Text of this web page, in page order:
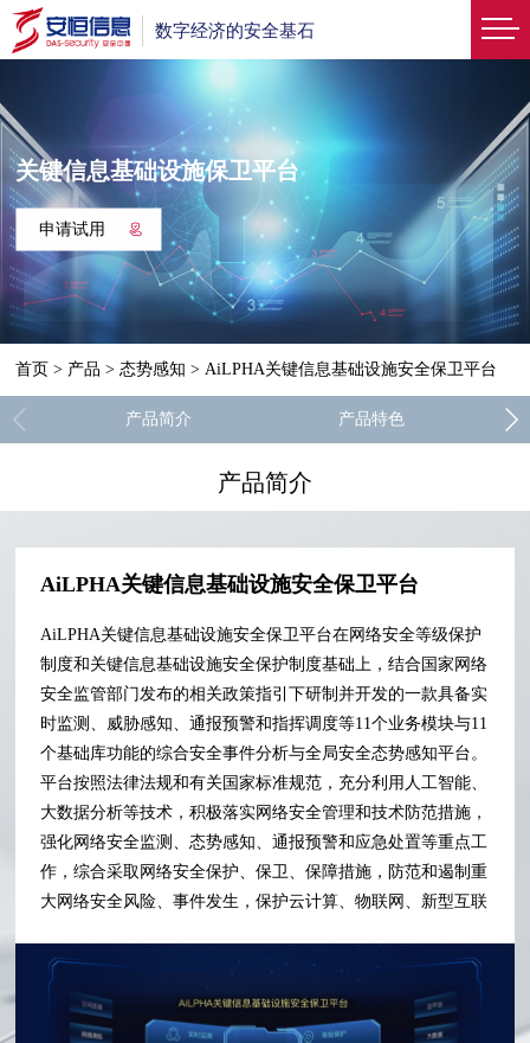
数字经济的安全基石
关键信息基础设施保卫平台
申请试用
首页 > 产品 >态势感知 >AiLPHA关键信息基础设施安全保卫平台
产品简介 产品特色
产品简介
AiLPHA关键信息基础设施安全保卫平台
AiLPHA关键信息基础设施安全保卫平台在网络安全等级保护
制度和关键信息基础设施安全保护制度基础上，结合国家网络
安全监管部门发布的相关政策指引下研制并开发的一款具备实
时监测、威胁感知、通报预警和指挥调度等11个业务模块与11
个基础库功能的综合安全事件分析与全局安全态势感知平台。
平台按照法律法规和有关国家标准规范，充分利用人工智能、
大数据分析等技术，积极落实网络安全管理和技术防范措施，
强化网络安全监测、态势感知、通报预警和应急处置等重点工
作，综合采取网络安全保护、保卫、保障措施，防范和遏制重
大网络安全风险、事件发生，保护云计算、物联网、新型互联
从全局上把握整体网络安全总态势,对发生的网络安全事件能
进行通报预警、快速处置等操作。